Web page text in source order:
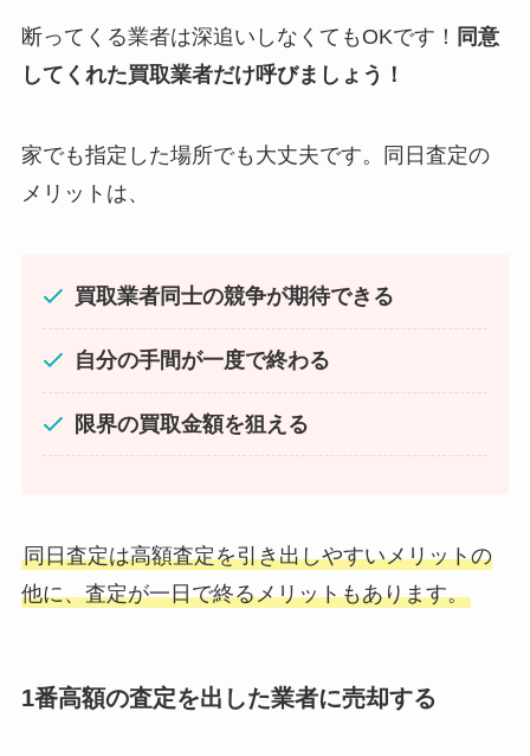
断ってくる業者は深追いしなくてもOKです！ 同意
してくれた買取業者だけ呼びましょう！
家でも指定した場所でも大丈夫です。同日査定の
メリットは、
買取業者同士の競争が期待できる
自分の手間が一度で終わる
限界の買取金額を狙える
同日査定は高額査定を引き出しやすいメリットの
他に、査定が一日で終るメリットもあります。
1番高額の査定を出した業者に売却する